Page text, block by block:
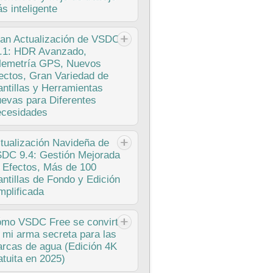
11.1, el equipo de VSDC
inteligente
por Amy Shao 19/11/25 Conoce
esperada actualización VSDC 10.2:
nueva versión repleta de increíbles
y mejoras significativas
para empoderar a todos
Actualización de VSDC
HDR Avanzado,
GPS, Nuevos
Gran Variedad de
y Herramientas
para Diferentes
Amy Shao 6/10/25 ¡La espera
nuevo e inusual finalmente ha
¡La actualización está aquí y
solo otra versión: es ¡VSDC
de VSDC 10.1: HDR
Navideña de
9.4: Gestión Mejorada
Efectos, Más de 100
de Fondo y Edición
temporada navideña marca nuevos
con la última actualización de
Video Editor. ¡Hemos escuchado
y decidido enfocarnos en
VSDC Free se convirtió
mi arma secreta para las
de agua (Edición 4K
en 2025)